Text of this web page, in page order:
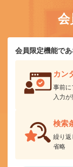
会
会員限定機能で
カン
事前に
入力
検索
繰り返
省略